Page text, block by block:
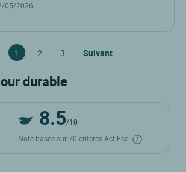
05/2026
1 2 3 Suivant
durable
8.5/10
Note basée sur 70 critères Act-Eco